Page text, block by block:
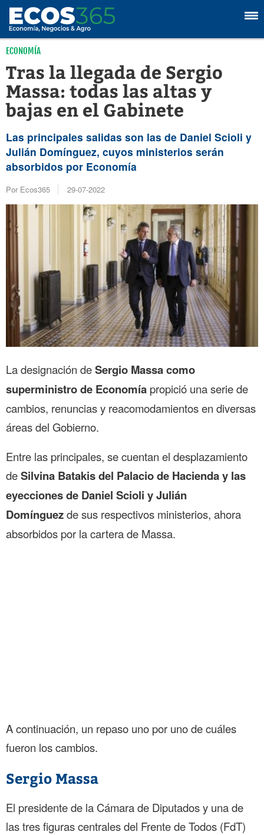
ECONOMÍA
Tras la llegada de Sergio
Massa: todas las altas y
bajas en el Gabinete
Las principales salidas son las de Daniel Scioli y
Julián Domínguez, cuyos ministerios serán
absorbidos por Economía
Por Ecos365 29-07-2022
La designación deSergio Massa como
superministro de Economía propició una serie de
cambios, renuncias y reacomodamientos en diversas
áreas del Gobierno.
Entre las principales, se cuentan el desplazamiento
deSilvina Batakis del Palacio de Hacienda y las
eyecciones de Daniel Scioli y Julián
Domínguezde sus respectivos ministerios, ahora
absorbidos por la cartera de Massa.
A continuación, un repaso uno por uno de cuáles
fueron los cambios.
Sergio Massa
El presidente de la Cámara de Diputados y una de
las tres figuras centrales del Frente de Todos (FdT)